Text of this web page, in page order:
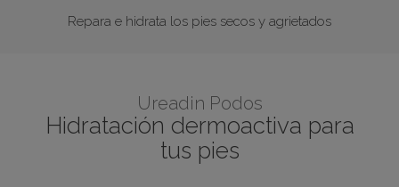
Repara e hidrata los pies secos y agrietados
Ureadin Podos
Hidratación dermoactiva para
tus pies